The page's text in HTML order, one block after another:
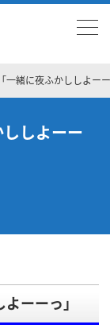
一緒に夜ふかししよー
しよーー
ーーっ」